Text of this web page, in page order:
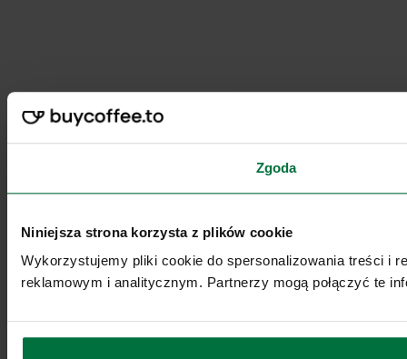
Zgoda
Niniejsza strona korzysta z plików cookie
Wykorzystujemy pliki cookie do spersonalizowania treści i
reklamowym i analitycznym. Partnerzy mogą połączyć te